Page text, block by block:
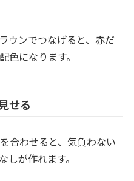
ウンでつなげると、赤だ
色になります。
せる
合わせると、気負わない
しが作れます。